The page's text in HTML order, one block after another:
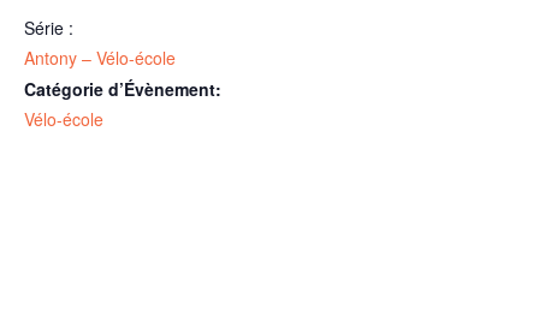
Série :
Antony – Vélo-école
Catégorie d’Évènement:
Vélo-école